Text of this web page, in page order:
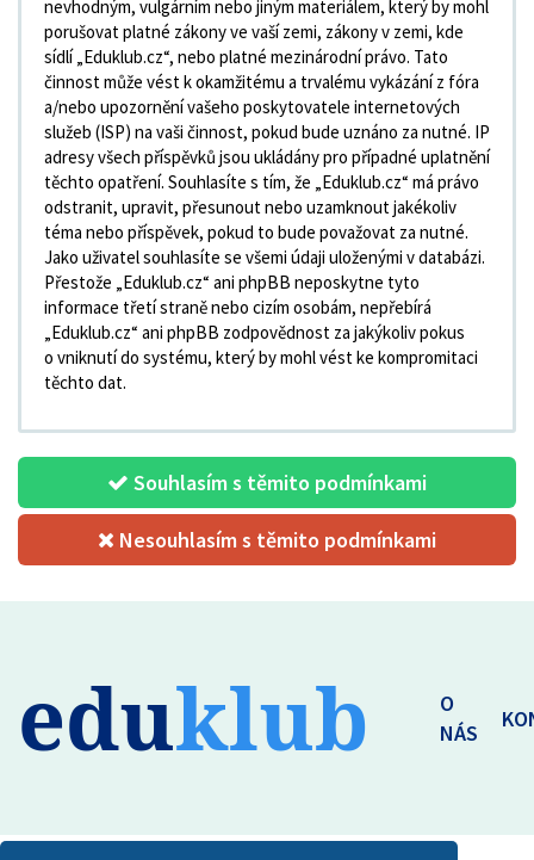
nevhodným, vulgárním nebo jiným materiálem, který by mohl
porušovat platné zákony ve vaší zemi, zákony v zemi, kde
sídlí „Eduklub.cz“, nebo platné mezinárodní právo. Tato
činnost může vést k okamžitému a trvalému vykázání z fóra
a/nebo upozornění vašeho poskytovatele internetových
služeb (ISP) na vaši činnost, pokud bude uznáno za nutné. IP
adresy všech příspěvků jsou ukládány pro případné uplatnění
těchto opatření. Souhlasíte s tím, že „Eduklub.cz“ má právo
odstranit, upravit, přesunout nebo uzamknout jakékoliv
téma nebo příspěvek, pokud to bude považovat za nutné.
Jako uživatel souhlasíte se všemi údaji uloženými v databázi.
Přestože „Eduklub.cz“ ani phpBB neposkytne tyto
informace třetí straně nebo cizím osobám, nepřebírá
„Eduklub.cz“ ani phpBB zodpovědnost za jakýkoliv pokus
o vniknutí do systému, který by mohl vést ke kompromitaci
těchto dat.
Souhlasím s těmito podmínkami
Nesouhlasím s těmito podmínkami
eduklub
O
NÁS